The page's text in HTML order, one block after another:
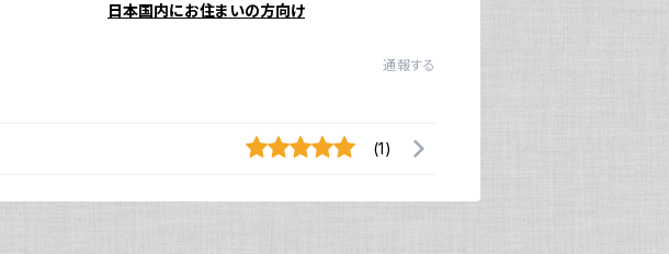
日本国内にお住まいの方向け
通報する
(1)